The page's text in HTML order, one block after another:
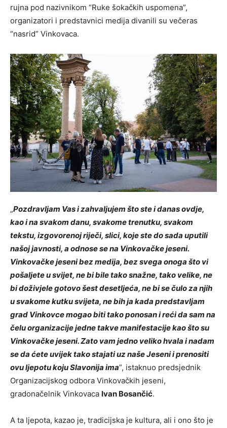
rujna pod nazivnikom “Ruke šokačkih uspomena”,
organizatori i predstavnici medija divanili su večeras
“nasrid” Vinkovaca.
„Pozdravljam Vas i zahvaljujem što ste i danas ovdje,
kao i na svakom danu, svakome trenutku, svakom
tekstu, izgovorenoj riječi, slici, koje ste do sada uputili
našoj javnosti, a odnose se na Vinkovačke jeseni.
Vinkovačke jeseni bez medija, bez svega onoga što vi
pošaljete u svijet, ne bi bile tako snažne, tako velike, ne
bi doživjele gotovo šest desetljeća, ne bi se čulo za njih
u svakome kutku svijeta, ne bih ja kada predstavljam
grad Vinkovce mogao biti tako ponosan i reći da sam na
čelu organizacije jedne takve manifestacije kao što su
Vinkovačke jeseni. Zato vam jedno veliko hvala i nadam
se da ćete uvijek tako stajati uz naše Jeseni i prenositi
ovu ljepotu koju Slavonija ima”, istaknuo predsjednik
Organizacijskog odbora Vinkovačkih jeseni,
gradonačelnik Vinkovaca Ivan Bosančić.
A ta ljepota, kazao je, tradicijska je kultura, ali i ono što je